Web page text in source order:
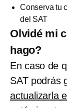
Conserva tu
del SAT
Olvidé mi
hago?
En caso de
SAT podrás
actualizarla